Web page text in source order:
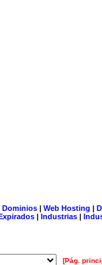
Dominios| Web Hosting |
| Industrias |
[Pág.